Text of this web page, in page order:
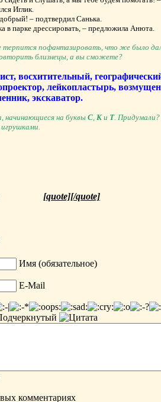
Иглик.
– подтвердил Санька.
в парке дрессировать, – предложила Анюта.
терпится пофантазировать, что же было
близнецы, а вы сможете?
восхитительный,
лейкопластырь,
экскаватор.
начинающиеся на буквы С, Ки Т. Придумали?
[quote][/quote]
Имя (обязательное)
E-Mail
комментариях